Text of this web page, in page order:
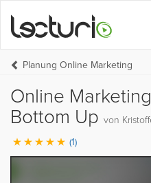
Planung Online Marketing
Online
Bottom Up von
(1)